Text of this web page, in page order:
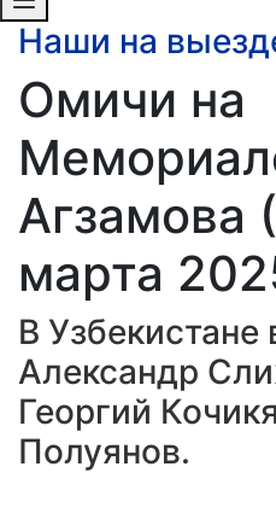
Наши на
Омичи на
Агзамова
марта
В Узбекистане
Александр
Георгий
Полуянов.